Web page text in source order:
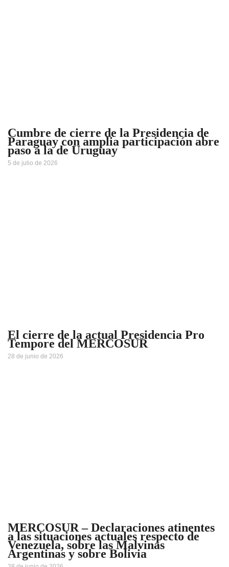
Cumbre de cierre de la Presidencia de
Paraguay con amplia participación abre
paso a la de Uruguay
5 de julio de 2026
El cierre de la actual Presidencia Pro
Tempore del MERCOSUR
28 de junio de 2026
MERCOSUR – Declaraciones atinentes
a las situaciones actuales respecto de
Venezuela, sobre las Malvinas
Argentinas y sobre Bolivia